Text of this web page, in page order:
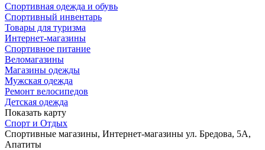
Спортивная одежда и обувь
Спортивный инвентарь
Товары для туризма
Интернет-магазины
Спортивное питание
Веломагазины
Магазины одежды
Мужская одежда
Ремонт велосипедов
Детская одежда
Показать карту
Спорт и Отдых
Спортивные магазины, Интернет-магазины ул. Бредова, 5А,
Апатиты